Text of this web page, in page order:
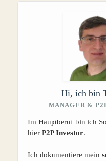
Hi, ich bin
MANAGER &
Im Hauptberuf bin ich
hier P2P Investor.
Ich dokumentiere mein